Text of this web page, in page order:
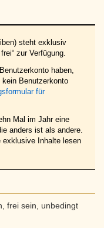
steht exklusiv
zur Verfügung.
haben,
Benutzerkonto
für
Mal im Jahr eine
anders ist als andere.
exklusive Inhalte lesen
frei sein, unbedingt